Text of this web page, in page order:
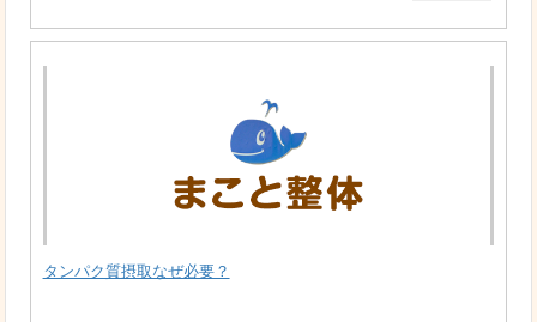
タンパク質摂取なぜ必要？